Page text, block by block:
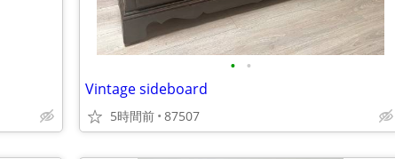
• •
Vintage sideboard
5時間前 87507